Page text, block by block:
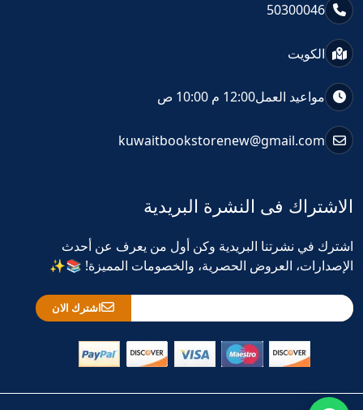
50300046
الكويت
مواعيد العمل12:00 م 10:00 ص
kuwaitbookstorenew@gmail.com
الاشتراك فى النشرة البريدية
اشترك في نشرتنا البريدية وكن أول من يعرف عن أحدث
الإصدارات، العروض الحصرية، والخصومات المميزة! 📚✨
اشترك الان